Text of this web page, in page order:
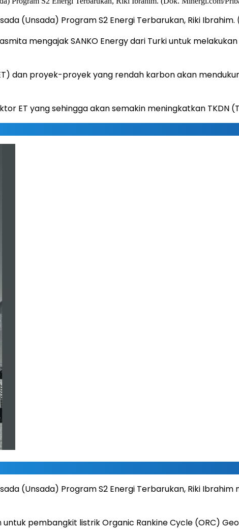
(Unsada) Program S2 Energi Terbarukan, Riki
mengajak SANKO Energy dari Turki untuk
dan proyek-proyek yang rendah karbon akan
ET yang sehingga akan semakin meningkatkan TKDN
(Unsada) Program S2 Energi Terbarukan, Riki
pembangkit listrik Organic Rankine Cycle (ORC)